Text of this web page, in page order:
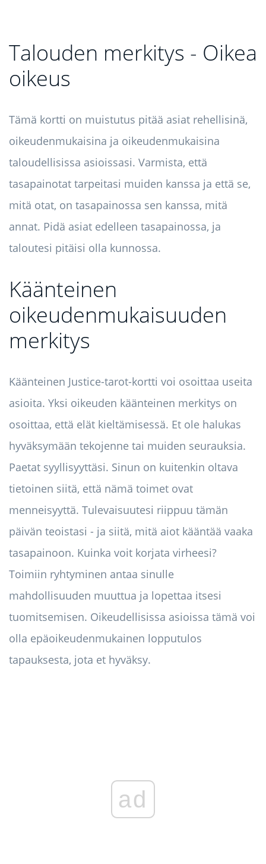
Talouden merkitys - Oikea
oikeus
Tämä kortti on muistutus pitää asiat rehellisinä,
oikeudenmukaisina ja oikeudenmukaisina
taloudellisissa asioissasi. Varmista, että
tasapainotat tarpeitasi muiden kanssa ja että se,
mitä otat, on tasapainossa sen kanssa, mitä
annat. Pidä asiat edelleen tasapainossa, ja
taloutesi pitäisi olla kunnossa.
Käänteinen
oikeudenmukaisuuden
merkitys
Käänteinen Justice-tarot-kortti voi osoittaa useita
asioita. Yksi oikeuden käänteinen merkitys on
osoittaa, että elät kieltämisessä. Et ole halukas
hyväksymään tekojenne tai muiden seurauksia.
Paetat syyllisyyttäsi. Sinun on kuitenkin oltava
tietoinen siitä, että nämä toimet ovat
menneisyyttä. Tulevaisuutesi riippuu tämän
päivän teoistasi - ja siitä, mitä aiot kääntää vaaka
tasapainoon. Kuinka voit korjata virheesi?
Toimiin ryhtyminen antaa sinulle
mahdollisuuden muuttua ja lopettaa itsesi
tuomitsemisen. Oikeudellisissa asioissa tämä voi
olla epäoikeudenmukainen lopputulos
tapauksesta, jota et hyväksy.
ad